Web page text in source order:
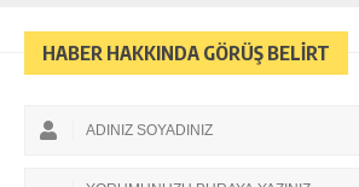
HABER HAKKINDA GÖRÜŞ BELİRT